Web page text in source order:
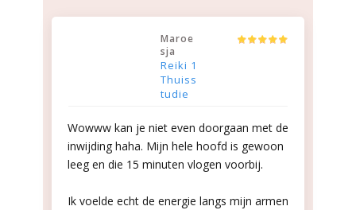
Maroe
sja
Reiki 1
Thuiss
tudie
Wowww kan je niet even doorgaan met de
inwijding haha. Mijn hele hoofd is gewoon
leeg en die 15 minuten vlogen voorbij.
Ik voelde echt de energie langs mijn armen